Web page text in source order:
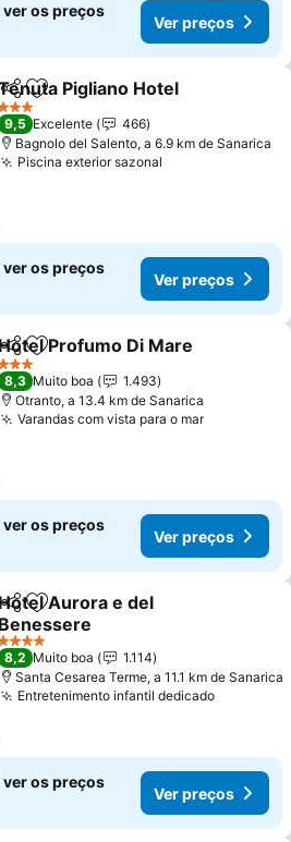
ver os preços
Ver preços
PartilharAdicionar aos favoritos
Pigliano Hotel
3 Estrelas
9,5 Excelente
466
Bagnolo del Salento, a 6.9 km de Sanarica
Piscina exterior sazonal
ver os preços
Ver preços
PartilharAdicionar aos favoritos
Hotel Profumo Di Mare
3 Estrelas
8,3 Muito boa
1.493
Otranto, a 13.4 km de Sanarica
Varandas com vista para o marVer
ver os preços
Ver preços
PartilharAdicionar aos favoritos
Hotel Aurora e del
Benessere
preços
4 Estrelas
8,2 Muito boa
1.114
Santa Cesarea Terme, a 11.1 km de Sanarica
Entretenimento infantil dedicadoVer
ver os preços
Ver preços